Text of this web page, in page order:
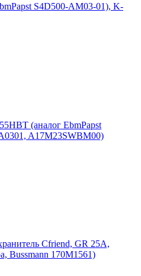
S4D500-AM03-01), K-
(аналог EbmPapst
A17M23SWBM00)
Cfriend, GR 25А,
Bussmann 170M1561)